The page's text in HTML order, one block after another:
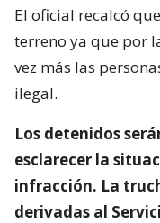
El oficial recalcó
terreno ya que por
vez más las
ilegal.
Los detenidos
esclarecer la
infracción. La
derivadas al